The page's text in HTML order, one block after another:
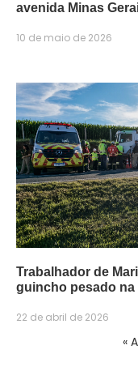
avenida Minas
10 de maio de 2026
Trabalhador de
guincho pesado na
22 de abril de 2026
«